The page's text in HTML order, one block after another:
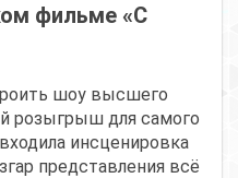
фильме «С
шоу высшего
розыгрыш для самого
инсценировка
представления всё